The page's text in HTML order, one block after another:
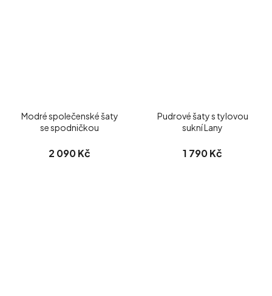
Modré společenské šaty
se spodničkou
2 090 Kč
Pudrové šaty s tylovou
sukní Lany
1 790 Kč